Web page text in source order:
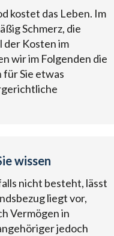
kostet das Leben. Im
Schmerz, die
der Kosten im
wir im Folgenden die
für Sie etwas
wissen
nicht besteht, lässt
liegt vor,
Vermögen in
jedoch